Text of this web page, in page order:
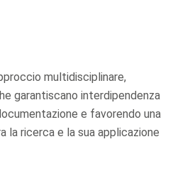
multidisciplinare,
garantiscano interdipendenza
e favorendo una
la ricerca e la sua applicazione